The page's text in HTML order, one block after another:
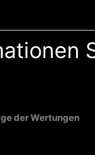
der Wertungen